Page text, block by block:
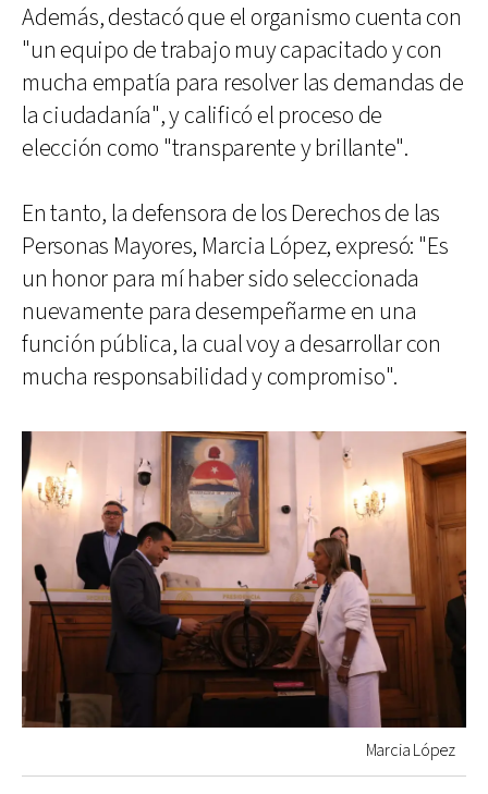
Además, destacó que el organismo cuenta con
"un equipo de trabajo muy capacitado y con
mucha empatía para resolver las demandas de
la ciudadanía", y calificó el proceso de
elección como "transparente y brillante".
En tanto, la defensora de los Derechos de las
Personas Mayores, Marcia López, expresó: "Es
un honor para mí haber sido seleccionada
nuevamente para desempeñarme en una
función pública, la cual voy a desarrollar con
mucha responsabilidad y compromiso".
Marcia López